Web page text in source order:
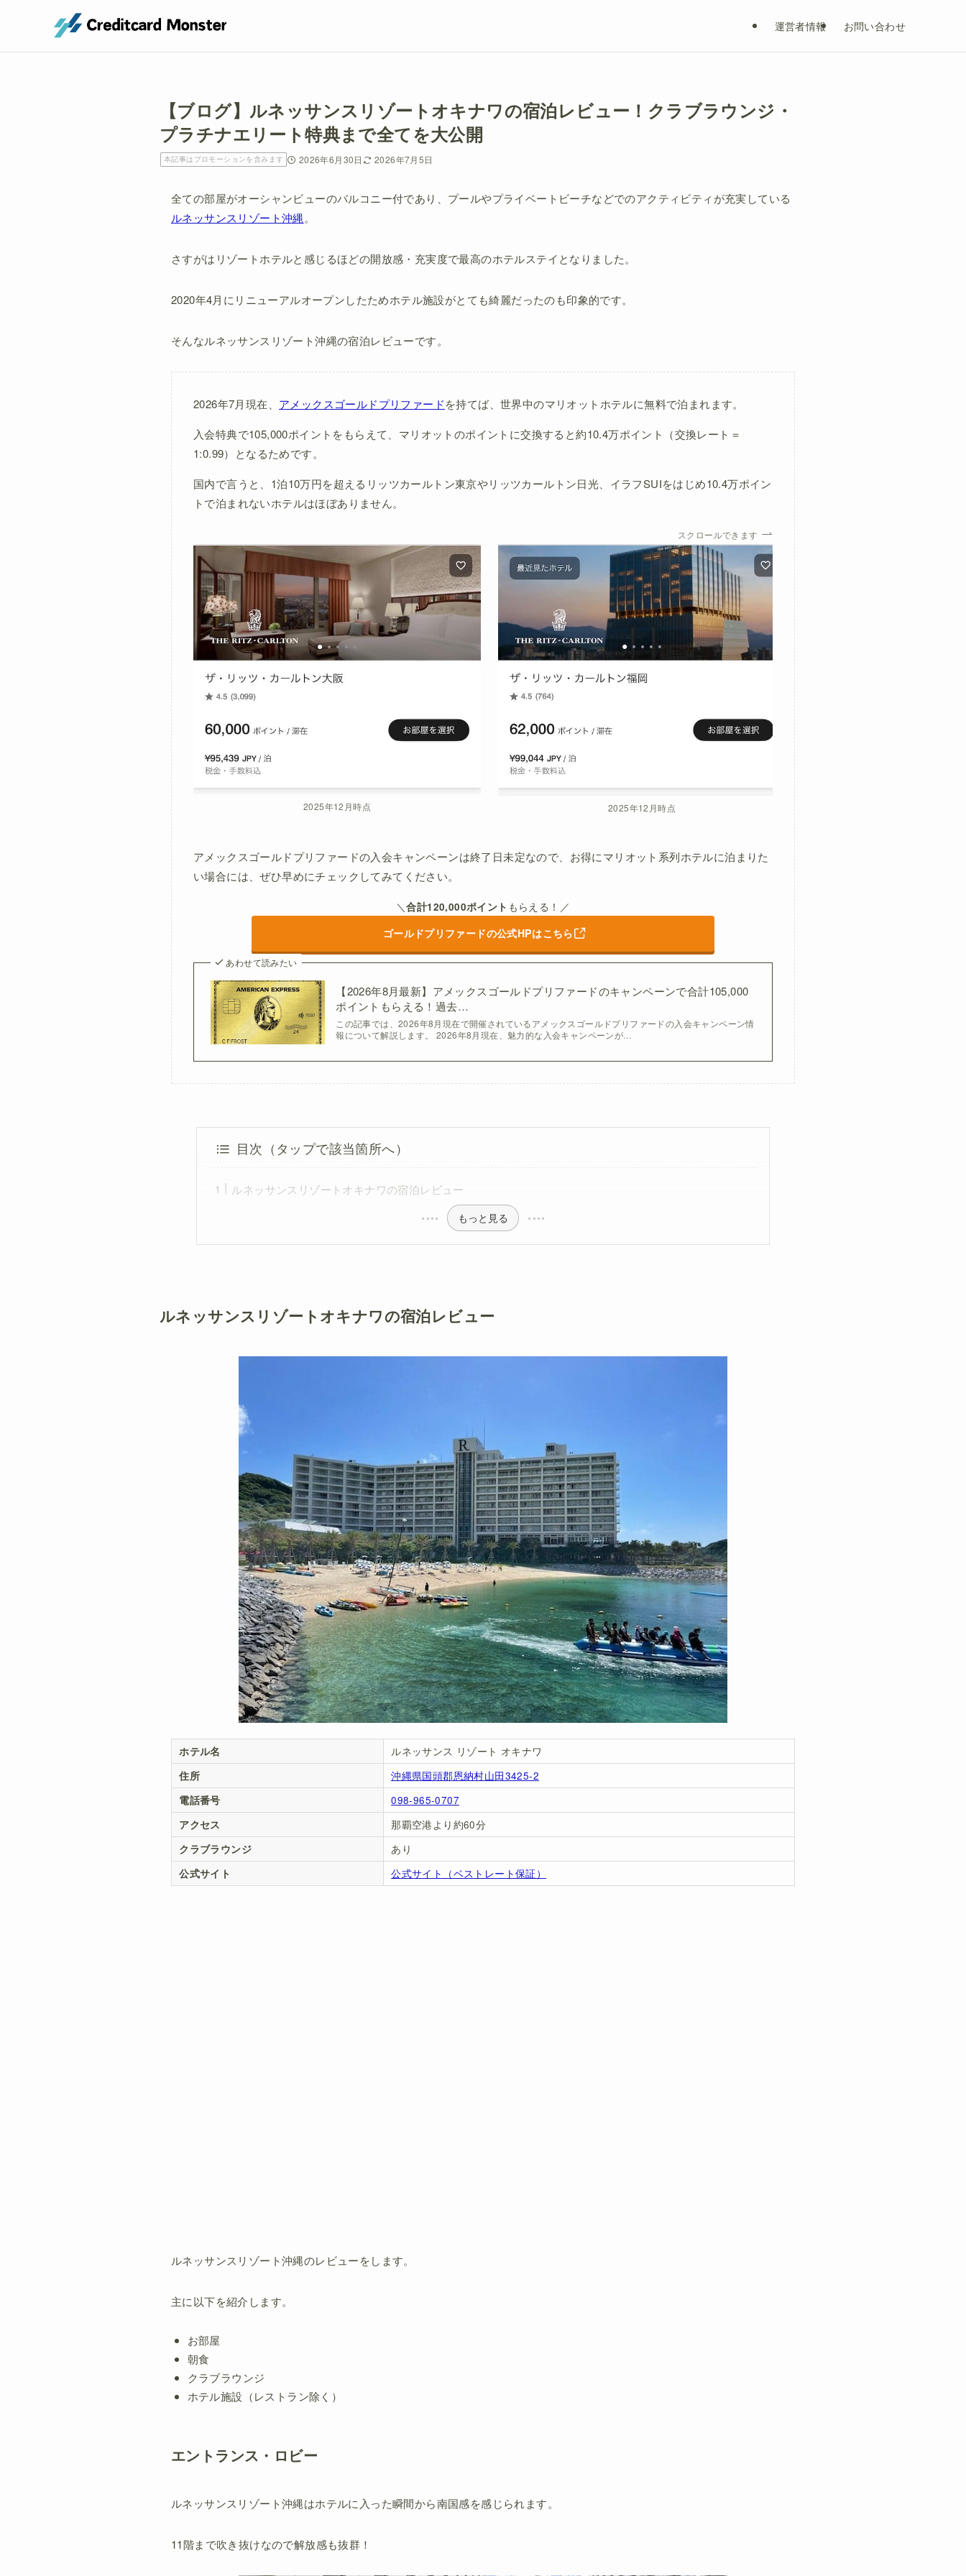
運営者情報 お問い合わせ
【ブログ】ルネッサンスリゾートオキナワの宿泊レビュー！クラブラウンジ・
プラチナエリート特典まで全てを大公開
本記事はプロモーションを含みます 2026年6月30日 2026年7月5日
全ての部屋がオーシャンビューのバルコニー付であり、プールやプライベートビーチなどでのアクティビティが充実している
ルネッサンスリゾート沖縄。
さすがはリゾートホテルと感じるほどの開放感・充実度で最高のホテルステイとなりました。
2020年4月にリニューアルオープンしたためホテル施設がとても綺麗だったのも印象的です。
そんなルネッサンスリゾート沖縄の宿泊レビューです。
2026年7月現在、 アメックスゴールドプリファードを持てば、世界中のマリオットホテルに無料で泊まれます。
入会特典で105,000ポイントをもらえて、マリオットのポイントに交換すると約10.4万ポイント（交換レート＝
1:0.99）となるためです。
国内で言うと、1泊10万円を超えるリッツカールトン東京やリッツカールトン日光、イラフSUIをはじめ10.4万ポイン
トで泊まれないホテルはほぼありません。
スクロールできます
2025年12月時点 2025年12月時点
アメックスゴールドプリファードの入会キャンペーンは終了日未定なので、お得にマリオット系列ホテルに泊まりた
い場合には、ぜひ早めにチェックしてみてください。
＼合計120,000ポイント もらえる！／
ゴールドプリファードの公式HPはこちら
あわせて読みたい
【2026年8月最新】アメックスゴールドプリファードのキャンペーンで合計105,000
ポイントもらえる！過去…
この記事では、2026年8月現在で開催されているアメックスゴールドプリファードの入会キャンペーン情
報について解説します。 2026年8月現在、魅力的な入会キャンペーンが…
目次（タップで該当箇所へ）
ルネッサンスリゾートオキナワの宿泊レビュー
もっと見る
ルネッサンスリゾートオキナワの宿泊レビュー
ホテル名
ルネッサンス リゾート オキナワ
住所
沖縄県国頭郡恩納村山田3425-2
電話番号
098-965-0707
アクセス
那覇空港より約60分
クラブラウンジ
あり
公式サイト
公式サイト（ベストレート保証）
ルネッサンスリゾート沖縄のレビューをします。
主に以下を紹介します。
お部屋
朝食
クラブラウンジ
ホテル施設（レストラン除く）
エントランス・ロビー
ルネッサンスリゾート沖縄はホテルに入った瞬間から南国感を感じられます。
11階まで吹き抜けなので解放感も抜群！